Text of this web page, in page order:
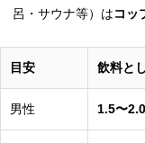
呂・サウナ等）はコッ
目安 飲料と
男性 1.5〜